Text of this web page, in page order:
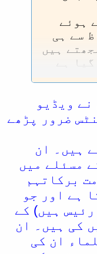
ہوئے
سے ہی
ہیں
ہے
رکھتا
کی غلطی
فعلوا
ہوں
دیئے
اور بے
ان سے
نہیں
نے ویڈیو
ضرور پڑھے
ہیں۔ ان
مسئلے میں
برکاتہم
ہے اور جو
رئیس ہیں) کے
کی ہیں۔ ان
ان کی